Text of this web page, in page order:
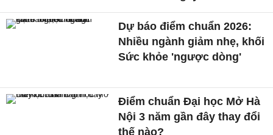
Điểm chuẩn Đại học Mở Hà
Nội 3 năm gần đây thay đổi
thế nào?